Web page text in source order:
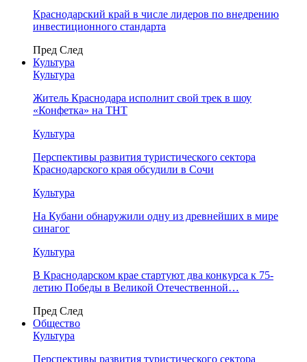
Краснодарский край в числе лидеров по внедрению
инвестиционного стандарта
Пред След
Культура
Культура
Житель Краснодара исполнит свой трек в шоу
«Конфетка» на ТНТ
Культура
Перспективы развития туристического сектора
Краснодарского края обсудили в Сочи
Культура
На Кубани обнаружили одну из древнейших в мире
синагог
Культура
В Краснодарском крае стартуют два конкурса к 75-
летию Победы в Великой Отечественной…
Пред След
Общество
Культура
Перспективы развития туристического сектора